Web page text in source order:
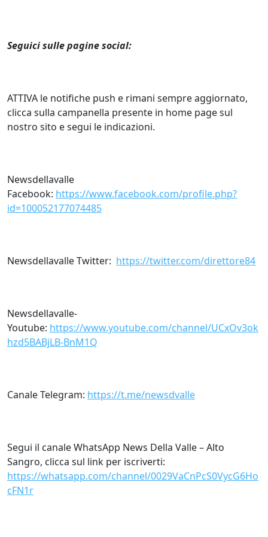
Seguici sulle pagine social:
ATTIVA le notifiche push e rimani sempre aggiornato,
clicca sulla campanella presente in home page sul
nostro sito e segui le indicazioni.
Newsdellavalle
Facebook: https://www.facebook.com/profile.php?
id=100052177074485
Newsdellavalle Twitter: https://twitter.com/direttore84
Newsdellavalle-
Youtube: https://www.youtube.com/channel/UCxOv3ok
hzd5BABjLB-BnM1Q
Canale Telegram: https://t.me/newsdvalle
Segui il canale WhatsApp News Della Valle – Alto
Sangro, clicca sul link per iscriverti:
https://whatsapp.com/channel/0029VaCnPcS0VycG6Ho
cFN1r